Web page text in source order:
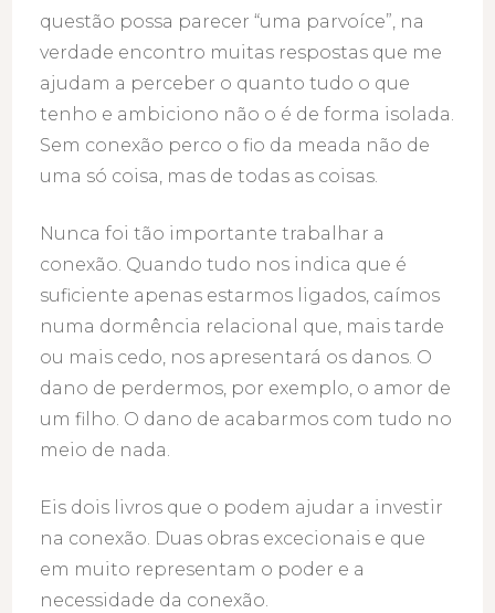
questão possa parecer “uma parvoíce”, na
verdade encontro muitas respostas que me
ajudam a perceber o quanto tudo o que
tenho e ambiciono não o é de forma isolada.
Sem conexão perco o fio da meada não de
uma só coisa, mas de todas as coisas.
Nunca foi tão importante trabalhar a
conexão. Quando tudo nos indica que é
suficiente apenas estarmos ligados, caímos
numa dormência relacional que, mais tarde
ou mais cedo, nos apresentará os danos. O
dano de perdermos, por exemplo, o amor de
um filho. O dano de acabarmos com tudo no
meio de nada.
Eis dois livros que o podem ajudar a investir
na conexão. Duas obras excecionais e que
em muito representam o poder e a
necessidade da conexão.